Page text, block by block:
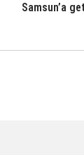
Samsun’a